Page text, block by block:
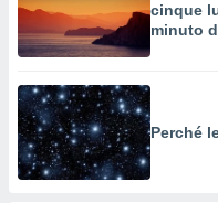
cinque
minuto
Perché